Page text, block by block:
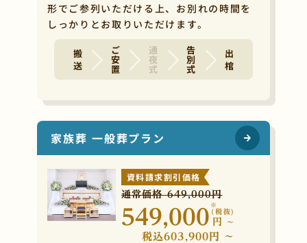
形でご参列いただける上、お別れの時間を
しっかりとお取りいただけます。
搬 送 ご安置 通夜式 告別式 出 棺
家族葬 一般葬プラン
資料請求割引価格
通常価格 649,000円
549,000
※
円
(税抜)
~
税込603,900円 ~